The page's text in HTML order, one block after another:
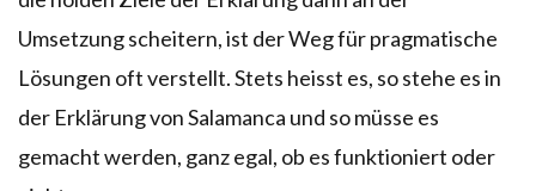
Umsetzung scheitern, ist der Weg für pragmatische
Lösungen oft verstellt. Stets heisst es, so stehe es in
der Erklärung von Salamanca und so müsse es
gemacht werden, ganz egal, ob es funktioniert oder